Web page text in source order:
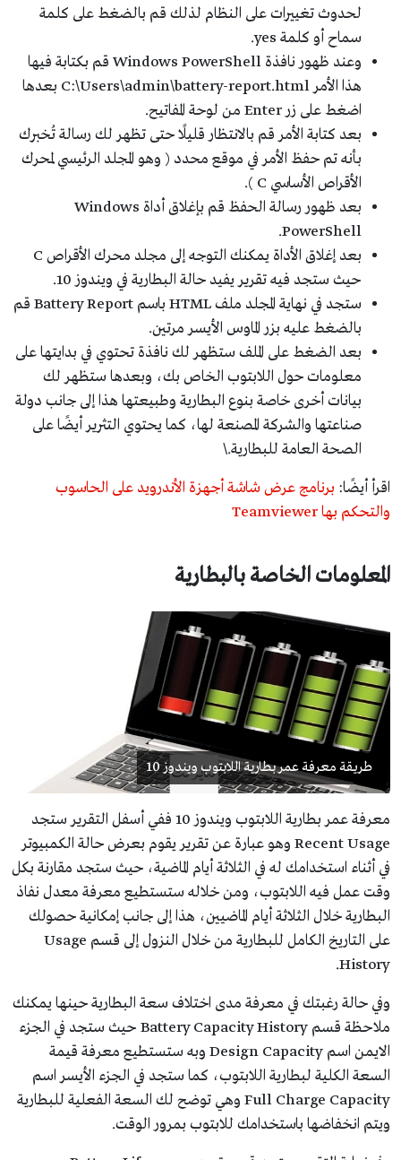
لحدوث تغييرات على النظام لذلك قم بالضغط على كلمة
سماح أو كلمة yes.
وعند ظهور نافذة Windows PowerShell قم بكتابة فيها
هذا الأمر C:\Users\admin\battery-report.html بعدها
اضغط على زر Enter من لوحة المفاتيح.
بعد كتابة الأمر قم بالانتظار قليلًا حتى تظهر لك رسالة تُخبرك
بأنه تم حفظ الأمر في موقع محدد ( وهو المجلد الرئيسي لمحرك
الأقراص الأساسي C ).
بعد ظهور رسالة الحفظ قم بإغلاق أداة Windows
PowerShell.
بعد إغلاق الأداة يمكنك التوجه إلى مجلد محرك الأقراص C
حيث ستجد فيه تقرير يفيد حالة البطارية في ويندوز 10.
ستجد في نهاية المجلد ملف HTML باسم Battery Report قم
بالضغط عليه بزر الماوس الأيسر مرتين.
بعد الضغط على الملف ستظهر لك نافذة تحتوي في بدايتها على
معلومات حول اللابتوب الخاص بك، وبعدها ستظهر لك
بيانات أخرى خاصة بنوع البطارية وطبيعتها هذا إلى جانب دولة
صناعتها والشركة المصنعة لها، كما يحتوي التثرير أيضًا على
الصحة العامة للبطارية.\
اقرأ أيضًا: برنامج عرض شاشة أجهزة الأندرويد على الحاسوب
والتحكم بها Teamviewer
المعلومات الخاصة بالبطارية
طريقة معرفة عمر بطارية اللابتوب ويندوز 10
معرفة عمر بطارية اللابتوب ويندوز 10 ففي أسفل التقرير ستجد
Recent Usage وهو عبارة عن تقرير يقوم بعرض حالة الكمبيوتر
في أثناء استخدامك له في الثلاثة أيام الماضية، حيث ستجد مقارنة بكل
وقت عمل فيه اللابتوب، ومن خلاله ستستطيع معرفة معدل نفاذ
البطارية خلال الثلاثة أيام الماضيين، هذا إلى جانب إمكانية حصولك
على التاريخ الكامل للبطارية من خلال النزول إلى قسم Usage
History.
وفي حالة رغبتك في معرفة مدى اختلاف سعة البطارية حينها يمكنك
ملاحظة قسم Battery Capacity History حيث ستجد في الجزء
الايمن اسم Design Capacity وبه ستستطيع معرفة قيمة
السعة الكلية لبطارية اللابتوب، كما ستجد في الجزء الأيسر اسم
Full Charge Capacity وهي توضح لك السعة الفعلية للبطارية
ويتم انخفاضها باستخدامك للابتوب بمرور الوقت.